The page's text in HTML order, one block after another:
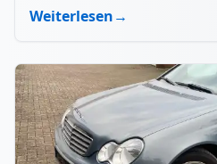
Weiterlesen→